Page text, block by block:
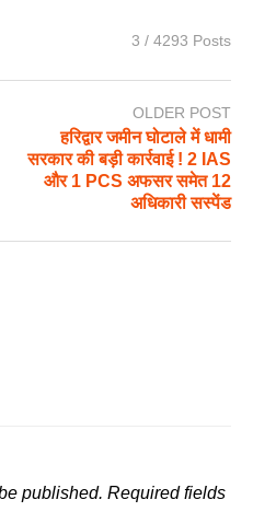
3 / 4293 Posts
OLDER POST
हरिद्वार जमीन घोटाले में धामी
सरकार की बड़ी कार्रवाई ! 2 IAS
और 1 PCS अफसर समेत 12
अधिकारी सस्पेंड
published. Required fields